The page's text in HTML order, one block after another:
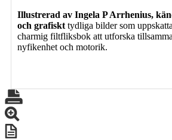
Illustrerad av Ingela P Arrhenius,
och grafiskt tydliga bilder som
charmig filtfliksbok att utforska
nyfikenhet och motorik.